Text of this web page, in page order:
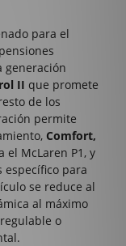
para el
generación
II que promete
de los
permite
Comfort,
el McLaren P1, y
específico para
se reduce al
al máximo
o